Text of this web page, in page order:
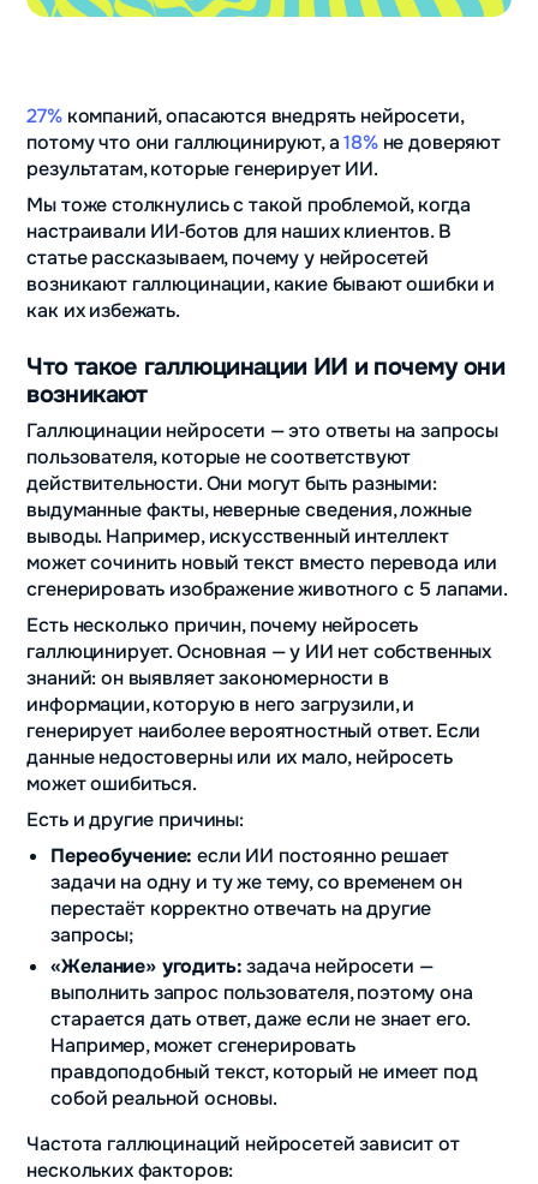
27%компаний, опасаются внедрять нейросети,
потому что они галлюцинируют, а18%не доверяют
результатам, которые генерирует ИИ.
Мы тоже столкнулись с такой проблемой, когда
настраивали ИИ‑ботов для наших клиентов. В
статье рассказываем, почему у нейросетей
возникают галлюцинации, какие бывают ошибки и
как их избежать.
Что такое галлюцинации ИИ и почему они
возникают
Галлюцинации нейросети — это ответы на запросы
пользователя, которые не соответствуют
действительности. Они могут быть разными:
выдуманные факты, неверные сведения, ложные
выводы. Например, искусственный интеллект
может сочинить новый текст вместо перевода или
сгенерировать изображение животного с 5 лапами.
Есть несколько причин, почему нейросеть
галлюцинирует. Основная — у ИИ нет собственных
знаний: он выявляет закономерности в
информации, которую в него загрузили, и
генерирует наиболее вероятностный ответ. Если
данные недостоверны или их мало, нейросеть
может ошибиться.
Есть и другие причины:
Переобучение: если ИИ постоянно решает
задачи на одну и ту же тему, со временем он
перестаёт корректно отвечать на другие
запросы;
«Желание» угодить:задача нейросети —
выполнить запрос пользователя, поэтому она
старается дать ответ, даже если не знает его.
Например, может сгенерировать
правдоподобный текст, который не имеет под
собой реальной основы.
Частота галлюцинаций нейросетей зависит от
нескольких факторов: